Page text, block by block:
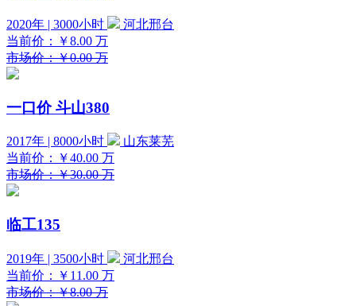
2020年 | 3000小时
河北邢台
当前价：
￥8.00 万
市场价：￥0.00 万
一口价 斗山380
2017年 | 8000小时
山东莱芜
当前价：
￥40.00 万
市场价：￥30.00 万
临工135
2019年 | 3500小时
河北邢台
当前价：
￥11.00 万
市场价：￥8.00 万